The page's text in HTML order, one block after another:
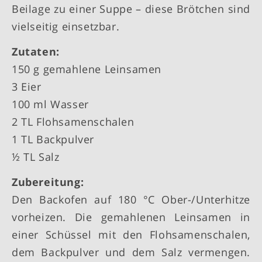
Beilage zu einer Suppe – diese Brötchen sind
vielseitig einsetzbar.
Zutaten:
150 g gemahlene Leinsamen
3 Eier
100 ml Wasser
2 TL Flohsamenschalen
1 TL Backpulver
½ TL Salz
Zubereitung:
Den Backofen auf 180 °C Ober-/Unterhitze
vorheizen. Die gemahlenen Leinsamen in
einer Schüssel mit den Flohsamenschalen,
dem Backpulver und dem Salz vermengen.